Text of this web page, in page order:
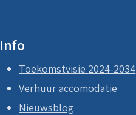
Info
Toekomstvisie 2024-2034
Verhuur accomodatie
Nieuwsblog